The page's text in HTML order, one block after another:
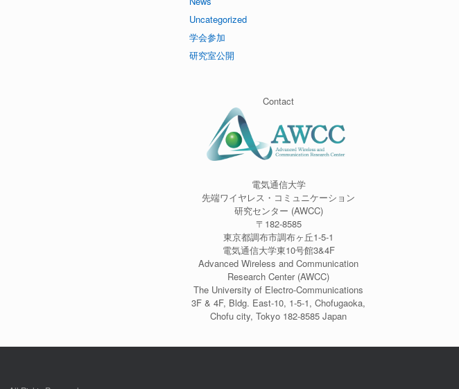
Uncategorized
学会参加
研究室公開
Contact
電気通信大学
先端ワイヤレス・コミュニケーション
研究センター (AWCC)
〒182-8585
東京都調布市調布ヶ丘1-5-1
電気通信大学東10号館3&4F
Advanced Wireless and Communication
Research Center (AWCC)
The University of Electro-Communications
3F & 4F, Bldg. East-10, 1-5-1, Chofugaoka,
Chofu city, Tokyo 182-8585 Japan